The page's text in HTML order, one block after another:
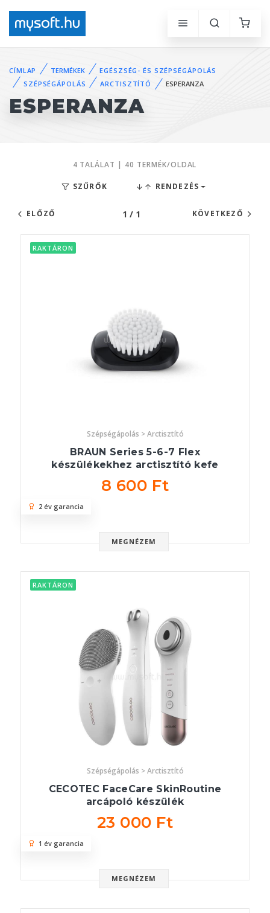
CÍMLAP TERMÉKEK
EGÉSZSÉG- ÉS SZÉPSÉGÁPOLÁS
SZÉPSÉGÁPOLÁS
ARCTISZTÍTÓ ESPERANZA
ESPERANZA
4 TALÁLAT | 40 TERMÉK/OLDAL
SZŰRŐK RENDEZÉS
ELŐZŐ 1 / 1 KÖVETKEZŐ
RAKTÁRON
Szépségápolás > Arctisztító
BRAUN Series 5-6-7 Flex
készülékekhez arctisztító kefe
8 600 Ft
MEGNÉZEM
2 év garancia
RAKTÁRON
Szépségápolás > Arctisztító
CECOTEC FaceCare SkinRoutine
arcápoló készülék
23 000 Ft
MEGNÉZEM
1 év garancia